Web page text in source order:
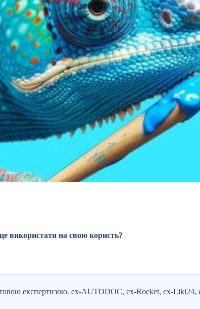
використати на свою користь?
експертизою. ex-AUTODOC, ex-Rocket, ex-Liki24,